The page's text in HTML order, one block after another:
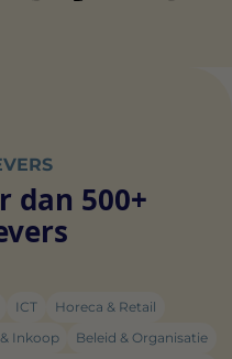
dan 500+
ICT
Horeca & Retail
& Inkoop
Beleid & Organisatie